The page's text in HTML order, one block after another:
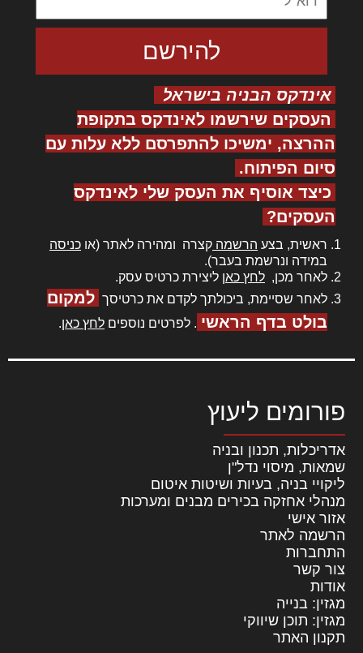
אינדקס הבניה בישראל
העסקים שירשמו לאינדקס בתקופת
ההרצה, ימשיכו להתפרסם ללא עלות עם
סיום הפיתוח.
כיצד אוסיף את העסק שלי לאינדקס
העסקים?
ראשית, בצע הרשמה קצרה ומהירה לאתר (או כניסה
במידה ונרשמת בעבר).
לאחר מכן, לחץ כאן ליצירת כרטיס עסק.
לאחר שסיימת, ביכולתך לקדם את כרטיסך למקום
בולט בדף הראשי . לפרטים נוספים לחץ כאן.
פורומים ליעוץ
אדריכלות, תכנון ובניה
שמאות, מיסוי נדל"ן
ליקויי בניה, בעיות ושיטות איטום
מנהלי אחזקה בכירים מבנים ומערכות
אזור אישי
הרשמה לאתר
התחברות
צור קשר
אודות
מגזין: בנייה
מגזין: תוכן שיווקי
תקנון האתר